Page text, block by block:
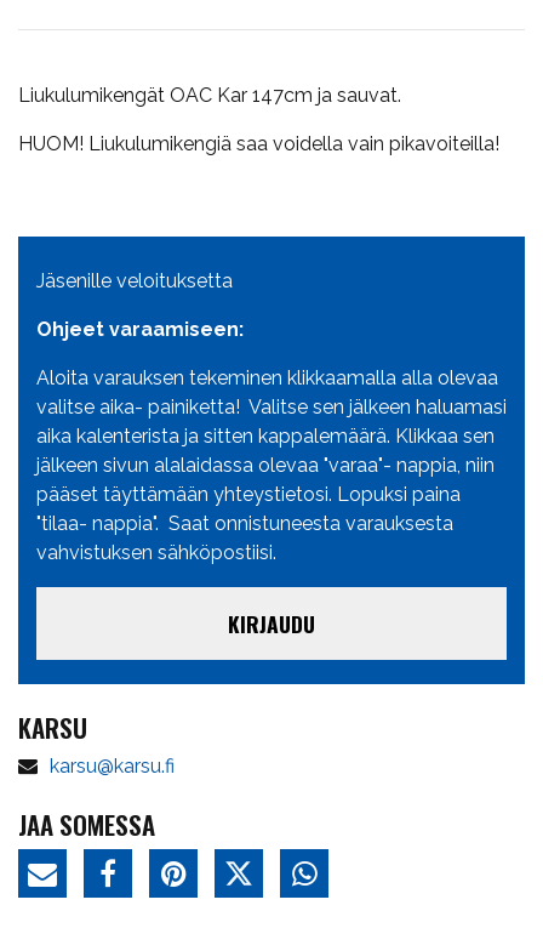
Liukulumikengät OAC Kar 147cm ja sauvat.
HUOM! Liukulumikengiä saa voidella vain pikavoiteilla!
Jäsenille veloituksetta
Ohjeet varaamiseen:
Aloita varauksen tekeminen klikkaamalla alla olevaa
valitse aika- painiketta! Valitse sen jälkeen haluamasi
aika kalenterista ja sitten kappalemäärä. Klikkaa sen
jälkeen sivun alalaidassa olevaa "varaa"- nappia, niin
pääset täyttämään yhteystietosi. Lopuksi paina
"tilaa- nappia". Saat onnistuneesta varauksesta
vahvistuksen sähköpostiisi.
KIRJAUDU
KARSU
karsu@karsu.fi
JAA SOMESSA